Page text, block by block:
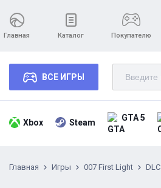
Главная Каталог Покупателю
ВСЕ ИГРЫ
Xbox Steam GTA 5
Главная Игры 007 First Light DLC